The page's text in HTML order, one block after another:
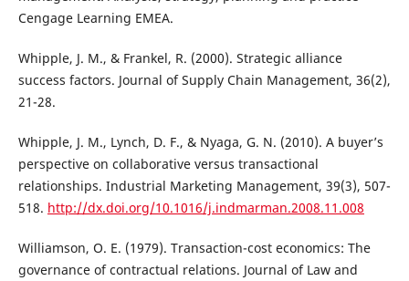
Cengage Learning EMEA.
Whipple, J. M., & Frankel, R. (2000). Strategic alliance
success factors. Journal of Supply Chain Management, 36(2),
21-28.
Whipple, J. M., Lynch, D. F., & Nyaga, G. N. (2010). A buyer’s
perspective on collaborative versus transactional
relationships. Industrial Marketing Management, 39(3), 507-
518. http://dx.doi.org/10.1016/j.indmarman.2008.11.008
Williamson, O. E. (1979). Transaction-cost economics: The
governance of contractual relations. Journal of Law and